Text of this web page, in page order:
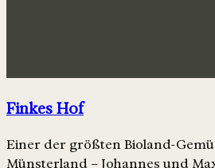
Finkes Hof
Einer der größten Bioland-
Münsterland – Johannes und